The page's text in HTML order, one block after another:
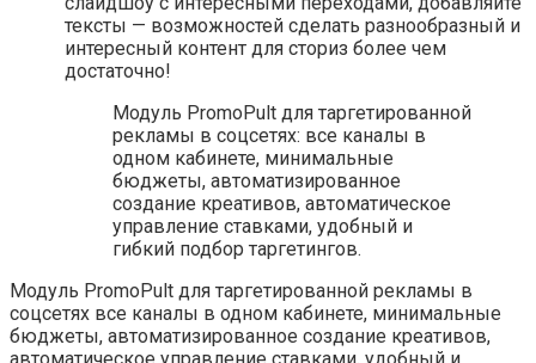
тексты — возможностей сделать разнообразный и
интересный контент для сториз более чем
достаточно!
Модуль PromoPult для таргетированной
рекламы в соцсетях: все каналы в
одном кабинете, минимальные
бюджеты, автоматизированное
создание креативов, автоматическое
управление ставками, удобный и
гибкий подбор таргетингов.
Модуль PromoPult для таргетированной рекламы в
соцсетях все каналы в одном кабинете, минимальные
бюджеты, автоматизированное создание креативов,